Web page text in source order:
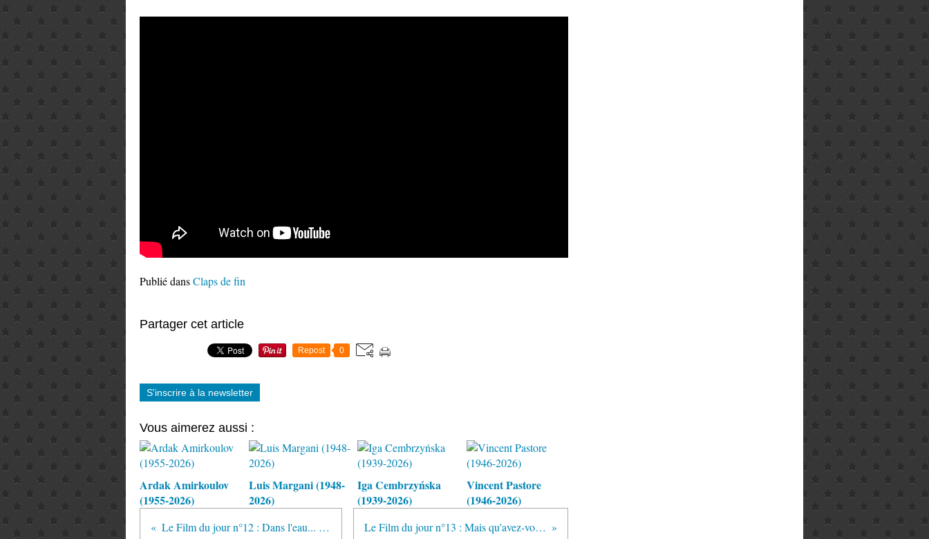
Publié dansClaps de fin
Partager cet article
Repost 0
S'inscrire à la newsletter
Vous aimerez aussi :
Ardak Amirkoulov
(1955-2026)
Luis Margani (1948-
2026)
Iga Cembrzyńska
(1939-2026)
Vincent Pastore
(1946-2026)
Le Film du jour n°12 : Dans l'eau... qui fait des bulles Le Film du jour n°13 : Mais qu'avez-vous fait à Solange ?